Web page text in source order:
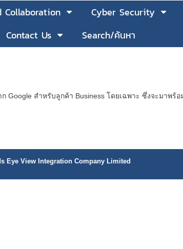
Collaboration Cyber Security
Contact Us Search/ค้นหา
Google สำหรับลูกค้า Business โดยเฉพาะ ซึ่งจะมาพ
Eye View Integration Company Limited